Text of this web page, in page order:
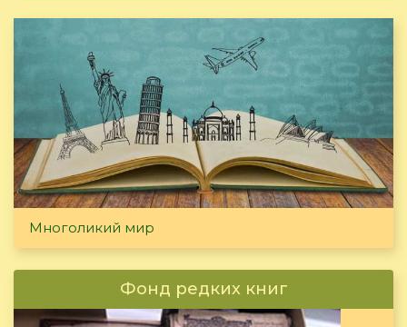
Многоликий мир
Фонд редких книг